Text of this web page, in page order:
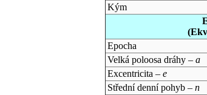
Kým
Epocha
Velká poloosa dráhy – a
Excentricita – e
Střední denní pohyb – n